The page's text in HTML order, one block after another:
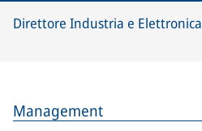
Direttore Industria e Elettronica
Management